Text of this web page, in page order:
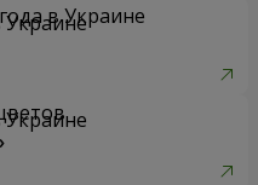
в Украине